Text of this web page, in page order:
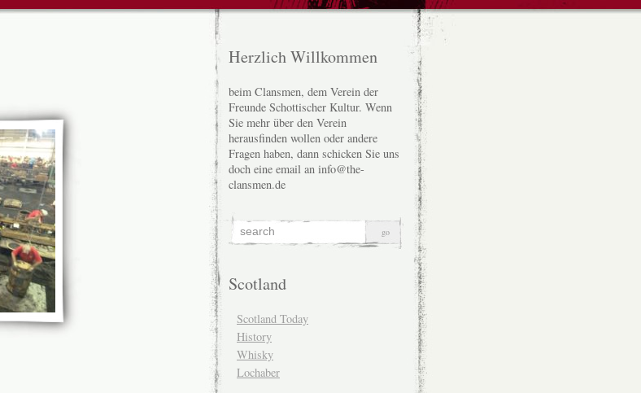
Herzlich Willkommen
beim Clansmen, dem Verein der
Freunde Schottischer Kultur. Wenn
Sie mehr über den Verein
herausfinden wollen oder andere
Fragen haben, dann schicken Sie uns
doch eine email an info@the-
clansmen.de
Scotland
Scotland Today
History
Whisky
Lochaber